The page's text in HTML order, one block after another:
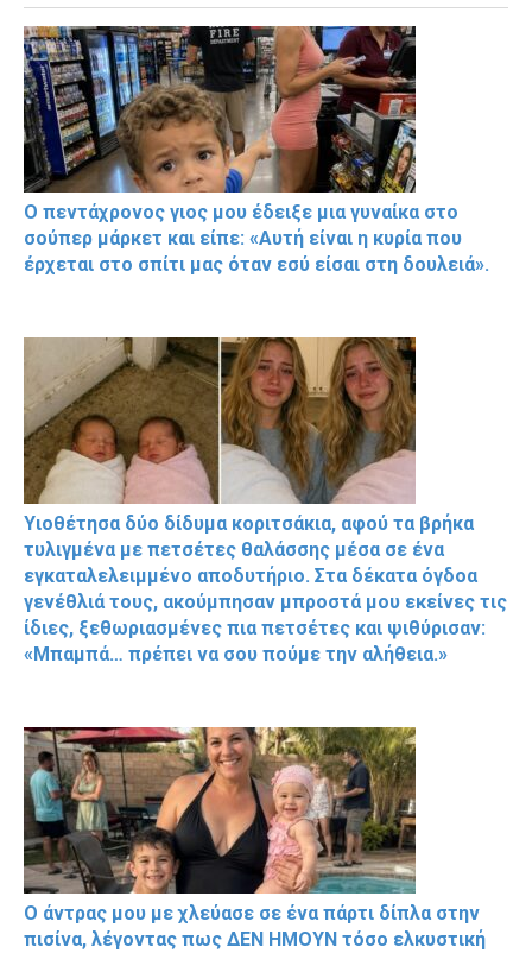
Ο πεντάχρονος γιος μου έδειξε μια γυναίκα στο
σούπερ μάρκετ και είπε: «Αυτή είναι η κυρία που
έρχεται στο σπίτι μας όταν εσύ είσαι στη δουλειά».
Υιοθέτησα δύο δίδυμα κοριτσάκια, αφού τα βρήκα
τυλιγμένα με πετσέτες θαλάσσης μέσα σε ένα
εγκαταλελειμμένο αποδυτήριο. Στα δέκατα όγδοα
γενέθλιά τους, ακούμπησαν μπροστά μου εκείνες τις
ίδιες, ξεθωριασμένες πια πετσέτες και ψιθύρισαν:
«Μπαμπά… πρέπει να σου πούμε την αλήθεια.»
Ο άντρας μου με χλεύασε σε ένα πάρτι δίπλα στην
πισίνα, λέγοντας πως ΔΕΝ ΗΜΟΥΝ τόσο ελκυστική